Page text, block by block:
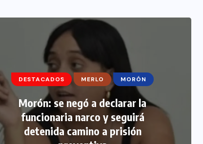
DESTACADOS MERLO MORÓN
Morón: se negó a declarar la
funcionaria narco y seguirá
detenida camino a prisión